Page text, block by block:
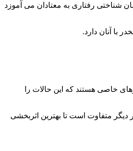
شناختی رفتاری به معتادان می آموزد
با آنان دارد.
خاصی هستند که این حالات را
دیگر متفاوت است تا بهترین اثربخشی